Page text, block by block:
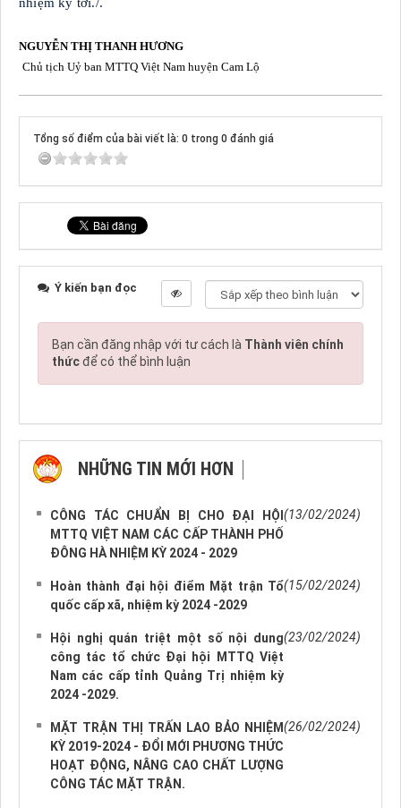
NGUYỄN THỊ THANH HƯƠNG
Chủ tịch Uỷ ban MTTQ Việt Nam huyện Cam Lộ
Tổng số điểm của bài viết là: 0 trong 0 đánh giá
Ý kiến bạn đọc
Bạn cần đăng nhập với tư cách là Thành viên chính
thứcđể có thể bình luận
NHỮNG TIN MỚI HƠN
CÔNG TÁC CHUẨN BỊ CHO ĐẠI HỘI
MTTQ VIỆT NAM CÁC CẤP THÀNH PHỐ
ĐÔNG HÀ NHIỆM KỲ 2024 - 2029
(13/02/2024)
Hoàn thành đại hội điểm Mặt trận Tổ
quốc cấp xã, nhiệm kỳ 2024 -2029
(15/02/2024)
Hội nghị quán triệt một số nội dung
công tác tổ chức Đại hội MTTQ Việt
Nam các cấp tỉnh Quảng Trị nhiệm kỳ
2024 -2029.
(23/02/2024)
MẶT TRẬN THỊ TRẤN LAO BẢO NHIỆM
KỲ 2019-2024 - ĐỔI MỚI PHƯƠNG THỨC
HOẠT ĐỘNG, NÂNG CAO CHẤT LƯỢNG
CÔNG TÁC MẶT TRẬN.
(26/02/2024)